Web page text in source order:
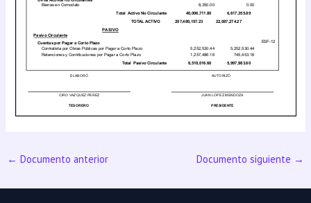
← Documento anterior Documento siguiente →